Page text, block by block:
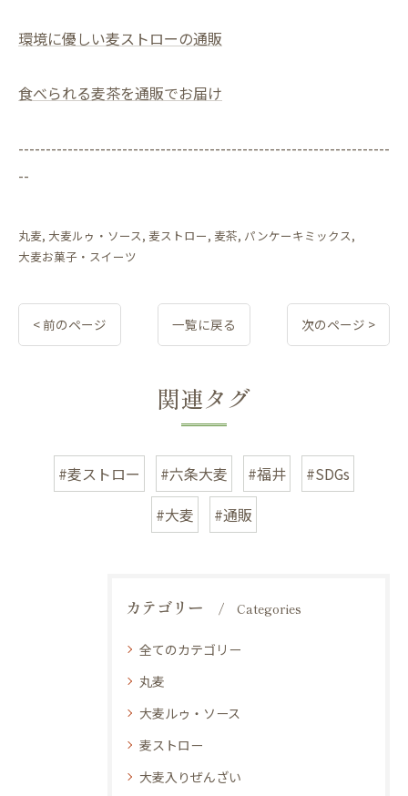
環境に優しい麦ストローの通販
食べられる麦茶を通販でお届け
--------------------------------------------------------------------
--
丸麦 大麦ルゥ・ソース 麦ストロー 麦茶 パンケーキミックス
大麦お菓子・スイーツ
< 前のページ 一覧に戻る 次のページ >
関連タグ
#麦ストロー #六条大麦 #福井
#SDGs
#大麦
#通販
カテゴリー Categories
全てのカテゴリー
丸麦
大麦ルゥ・ソース
麦ストロー
大麦入りぜんざい